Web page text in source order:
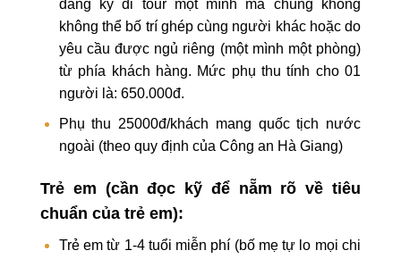
đăng ký đi tour một mình mà chúng không
không thể bố trí ghép cùng người khác hoặc do
yêu cầu được ngủ riêng (một mình một phòng)
từ phía khách hàng. Mức phụ thu tính cho 01
người là: 650.000đ.
Phụ thu 25000đ/khách mang quốc tịch nước
ngoài (theo quy định của Công an Hà Giang)
Trẻ em (cần đọc kỹ để nẵm rõ về tiêu
chuẩn của trẻ em):
Trẻ em từ 1-4 tuổi miễn phí (bố mẹ tự lo mọi chi